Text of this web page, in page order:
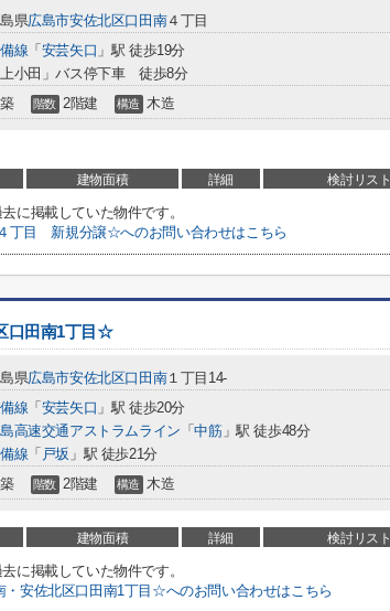
県広島市安佐北区口田南４丁目
線 「 安芸矢口 」駅 徒歩19分
上小田」バス停下車 徒歩8分
階数 2階建 構造 木造
建物面積 詳細 検討リスト
に掲載していた物件です。
丁目 新規分譲☆へのお問い合わせはこちら
口田南1丁目☆
県広島市安佐北区口田南１丁目14-
線 「 安芸矢口 」駅 徒歩20分
高速交通アストラムライン 「中筋」駅 徒歩48分
線 「 戸坂 」駅 徒歩21分
階数 2階建 構造 木造
建物面積 詳細 検討リスト
に掲載していた物件です。
安佐北区口田南1丁目☆へのお問い合わせはこちら